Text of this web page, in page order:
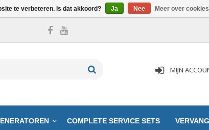
MIJN
COMPLETE SERVICE SETS
te verbeteren. Is dat akkoord? Ja Nee Meer over